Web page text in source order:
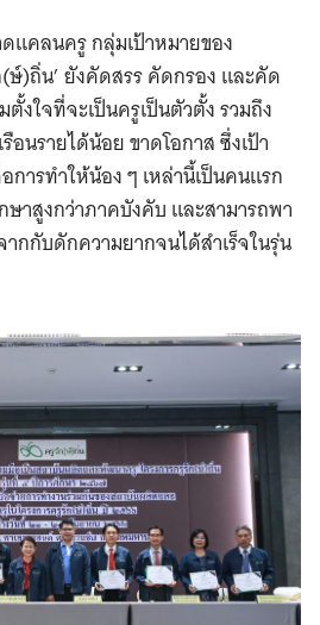
คลนครู กลุ่มเป้าหมายของ
ษ์)ถิ่น’ ยังคัดสรร คัดกรอง และคัด
งใจที่จะเป็นครูเป็นตัวตั้ง รวมถึง
อนรายได้น้อย ขาดโอกาส ซึ่งเป้า
การทำให้น้อง ๆ เหล่านี้เป็นคนแรก
าสูงกว่าภาคบังคับ และสามารถพา
กกับดักความยากจนได้สำเร็จในรุ่น